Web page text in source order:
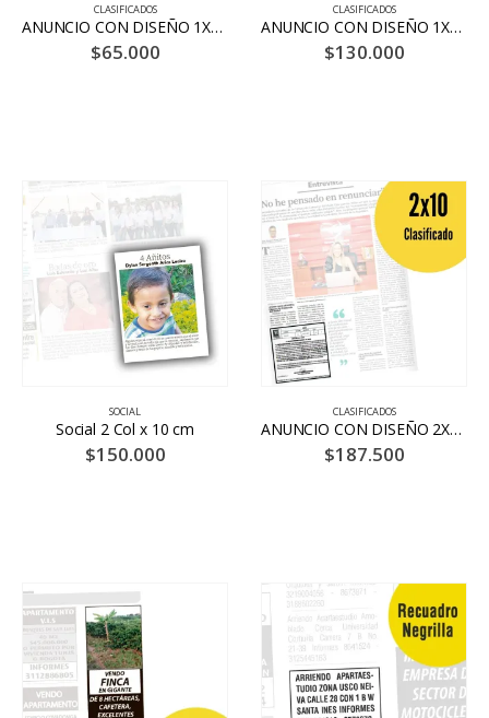
CLASIFICADOS
ANUNCIO CON DISEÑO 1X5 HASTA 15 PALABRAS 6 DÍAS – BLANCO Y NEGRO
$65.000
CLASIFICADOS
ANUNCIO CON DISEÑO 1X5 HASTA 15 PALABRAS 10 DÍAS – BLANCO Y NEGRO
$130.000
SOCIAL
Social 2 Col x 10 cm
$150.000
CLASIFICADOS
ANUNCIO CON DISEÑO 2X10 6 DÍAS – BLANCO Y NEGRO
$187.500